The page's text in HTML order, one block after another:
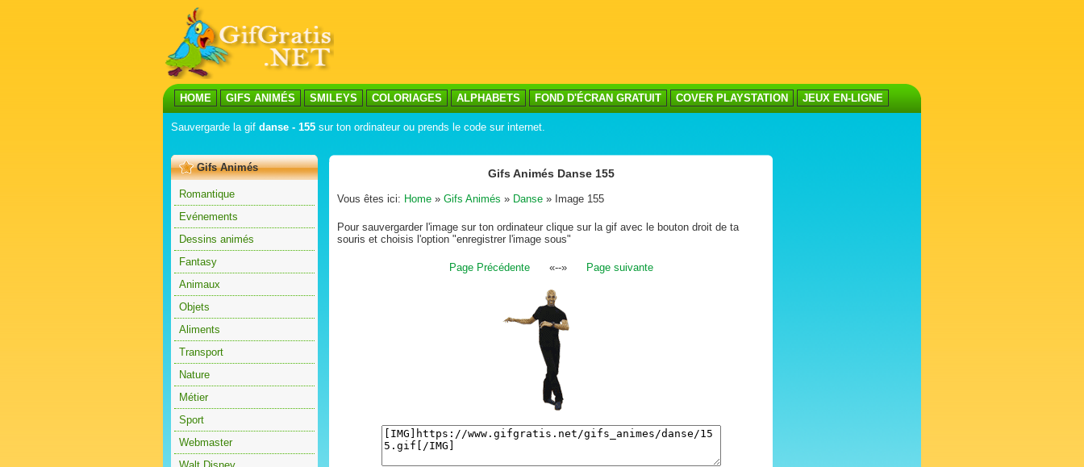
HOME GIFS ANIMÉS SMILEYS COLORIAGES ALPHABETS FOND D'ÉCRAN GRATUIT COVER PLAYSTATION JEUX EN-LIGNE
Sauvergarde la gif danse - 155 sur ton ordinateur ou prends le code sur internet.
Gifs Animés
Romantique
Evénements
Dessins animés
Fantasy
Animaux
Objets
Aliments
Transport
Nature
Métier
Sport
Webmaster
Gifs Animés Danse 155
Vous êtes ici: Home » Gifs Animés » Danse » Image 155
Pour sauvergarder l'image sur ton ordinateur clique sur la gif avec le bouton droit de ta
souris et choisis l'option "enregistrer l'image sous"
Page Précédente«--» Page suivante